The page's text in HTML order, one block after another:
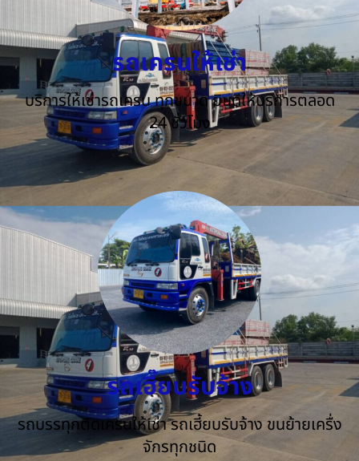
รถเครนให้เช่า
บริการให้เช่ารถเครน ทุกขนาด ยินดีให้บริการตลอด
24 ชั่วโมง
รถเฮี๊ยบรับจ้าง
รถบรรทุกติดเครนให้เช่า รถเฮี้ยบรับจ้าง ขนย้ายเครื่ง
จักรทุกชนิด